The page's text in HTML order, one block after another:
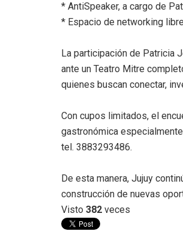
* AntiSpeaker, a cargo de
* Espacio de networking
La participación de Patricia
ante un Teatro Mitre
quienes buscan conectar,
Con cupos limitados, el
gastronómica
tel. 3883293486.
De esta manera, Jujuy
construcción de nuevas
Visto 382 veces